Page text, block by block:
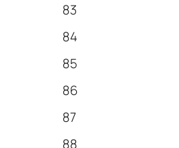
83
84
85
86
87
88